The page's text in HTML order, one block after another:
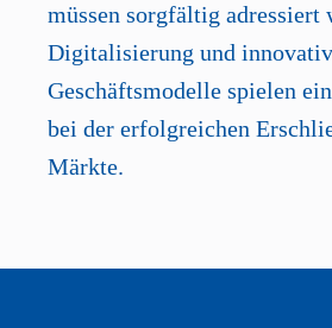
müssen sorgfältig adressiert
Digitalisierung und
Geschäftsmodelle spielen
bei der erfolgreichen
Märkte.